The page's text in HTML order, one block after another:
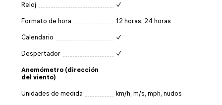
Reloj ✓
Formato de hora 12 horas, 24 horas
Calendario ✓
Despertador ✓
Anemómetro (dirección
del viento)
Unidades de medida km/h, m/s, mph, nudos